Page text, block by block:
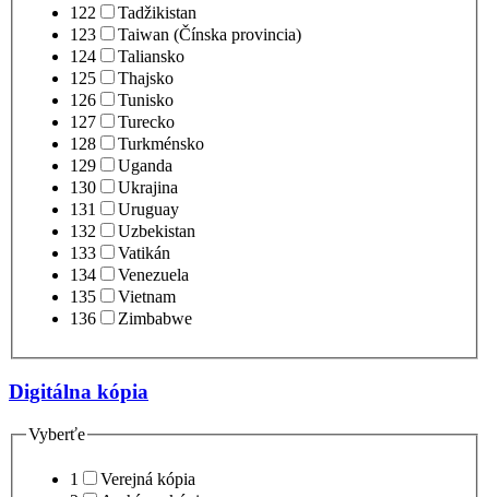
122
Tadžikistan
123
Taiwan (Čínska provincia)
124
Taliansko
125
Thajsko
126
Tunisko
127
Turecko
128
Turkménsko
129
Uganda
130
Ukrajina
131
Uruguay
132
Uzbekistan
133
Vatikán
134
Venezuela
135
Vietnam
136
Zimbabwe
Digitálna kópia
Vyberťe
1
Verejná kópia